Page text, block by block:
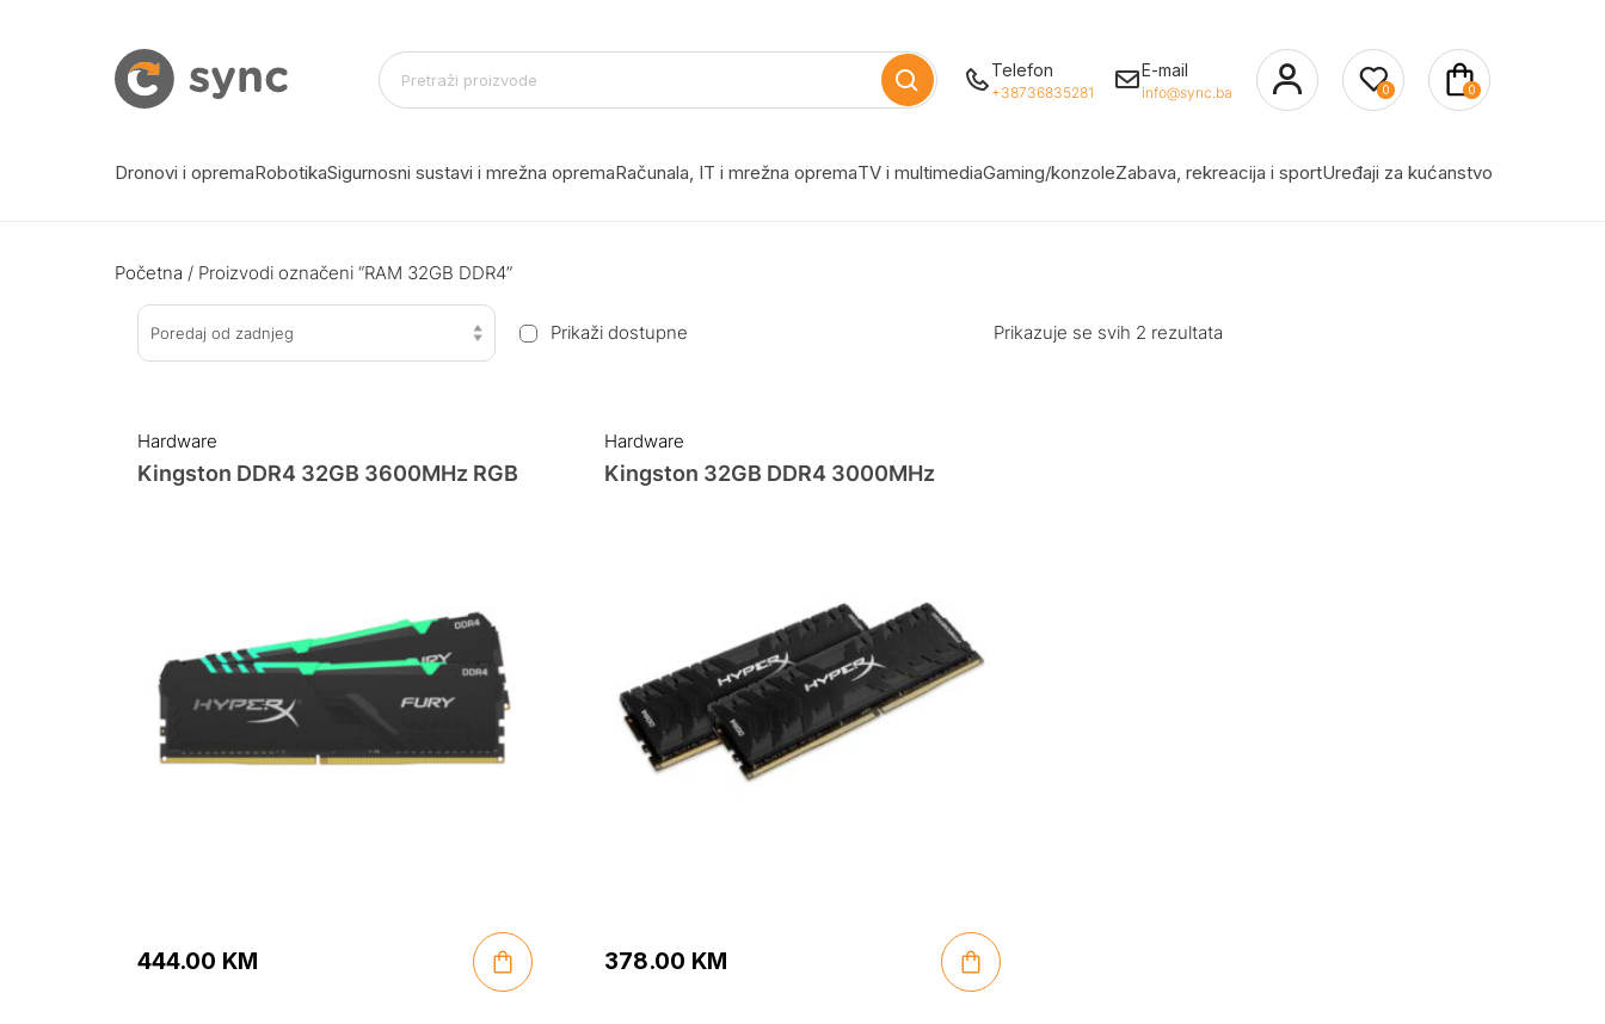
Telefon
+38736835281
E-mail
info@sync.ba 0 0
Dronovi i opremaRobotikaSigurnosni sustavi i mrežna opremaRačunala, IT i mrežna opremaTV i multimediaGaming/konzoleZabava, rekreacija i sportUređaji za kućanstvo
Početna / Proizvodi označeni “RAM 32GB DDR4”
Poredaj od zadnjeg Prikaži dostupne Prikazuje se svih 2 rezultata
Hardware
Kingston DDR4 32GB 3600MHz RGB
444.00 KM
Hardware
Kingston 32GB DDR4 3000MHz
378.00 KM